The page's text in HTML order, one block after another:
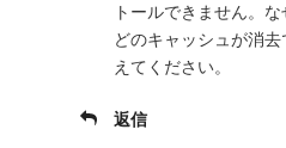
トールできません。
どのキャッシュが消
えてください。
返信